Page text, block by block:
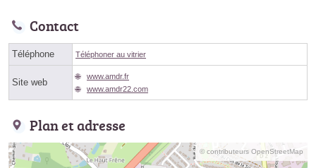
Contact
Téléphone Téléphoner au vitrier
Site web
www.amdr.fr
www.amdr22.com
Plan et adresse
© contributeurs OpenStreetMap